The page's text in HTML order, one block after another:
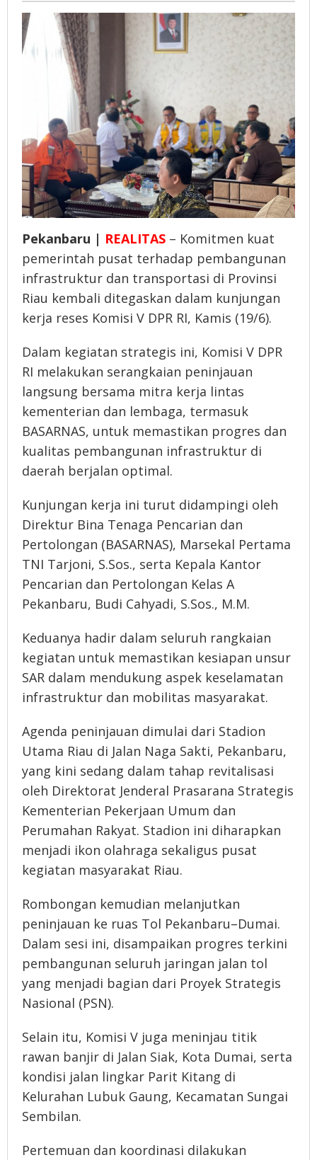
Direktur
Bina
Tenaga
BASARNAS
Pekanbaru | REALITAS – Komitmen kuat
pemerintah pusat terhadap pembangunan
infrastruktur dan transportasi di Provinsi
Riau kembali ditegaskan dalam kunjungan
kerja reses Komisi V DPR RI, Kamis (19/6).
Dalam kegiatan strategis ini, Komisi V DPR
RI melakukan serangkaian peninjauan
langsung bersama mitra kerja lintas
kementerian dan lembaga, termasuk
BASARNAS, untuk memastikan progres dan
kualitas pembangunan infrastruktur di
daerah berjalan optimal.
Kunjungan kerja ini turut didampingi oleh
Direktur Bina Tenaga Pencarian dan
Pertolongan (BASARNAS), Marsekal Pertama
TNI Tarjoni, S.Sos., serta Kepala Kantor
Pencarian dan Pertolongan Kelas A
Pekanbaru, Budi Cahyadi, S.Sos., M.M.
Keduanya hadir dalam seluruh rangkaian
kegiatan untuk memastikan kesiapan unsur
SAR dalam mendukung aspek keselamatan
infrastruktur dan mobilitas masyarakat.
Agenda peninjauan dimulai dari Stadion
Utama Riau di Jalan Naga Sakti, Pekanbaru,
yang kini sedang dalam tahap revitalisasi
oleh Direktorat Jenderal Prasarana Strategis
Kementerian Pekerjaan Umum dan
Perumahan Rakyat. Stadion ini diharapkan
menjadi ikon olahraga sekaligus pusat
kegiatan masyarakat Riau.
Rombongan kemudian melanjutkan
peninjauan ke ruas Tol Pekanbaru–Dumai.
Dalam sesi ini, disampaikan progres terkini
pembangunan seluruh jaringan jalan tol
yang menjadi bagian dari Proyek Strategis
Nasional (PSN).
Selain itu, Komisi V juga meninjau titik
rawan banjir di Jalan Siak, Kota Dumai, serta
kondisi jalan lingkar Parit Kitang di
Kelurahan Lubuk Gaung, Kecamatan Sungai
Sembilan.
Pertemuan dan koordinasi dilakukan